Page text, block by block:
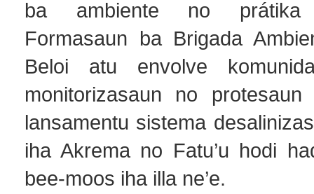
ba ambiente no prátika
Formasaun ba Brigada
Beloi atu envolve
monitorizasaun no
lansamentu sistema
iha Akrema no Fatu’u hodi
bee-moos iha illa ne’e.